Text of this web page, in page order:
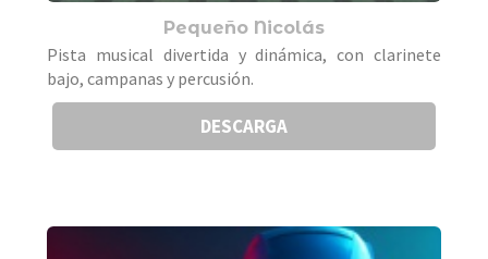
Pequeño Nicolás
Pista musical divertida y dinámica, con clarinete
bajo, campanas y percusión.
DESCARGA